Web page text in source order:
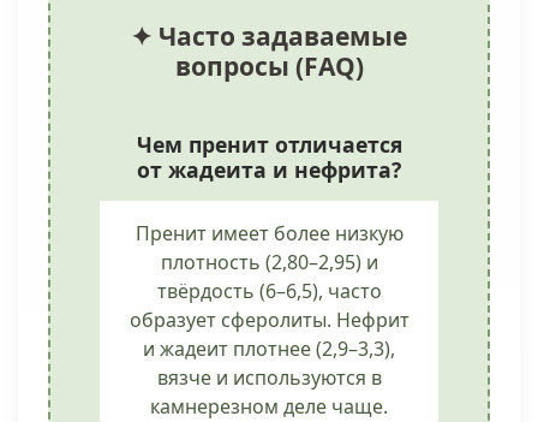
✦ Часто задаваемые
вопросы (FAQ)
Чем пренит отличается
от жадеита и нефрита?
Пренит имеет более низкую
плотность (2,80–2,95) и
твёрдость (6–6,5), часто
образует сферолиты. Нефрит
и жадеит плотнее (2,9–3,3),
вязче и используются в
камнерезном деле чаще.